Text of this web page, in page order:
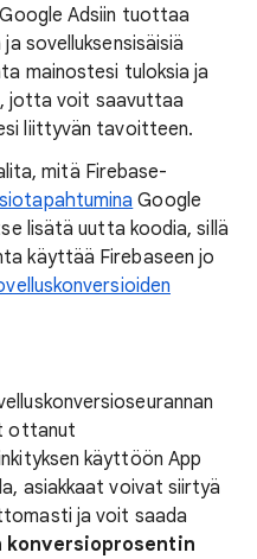
Adsiin tuottaa
sovelluksensisäisiä
mainostesi tuloksia ja
jotta voit saavuttaa
liittyvän tavoitteen.
mitä Firebase-
Google
lisätä uutta koodia, sillä
käyttää Firebaseen jo
ottanut
käyttöön App
asiakkaat voivat siirtyä
ja voit saada
konversioprosentin